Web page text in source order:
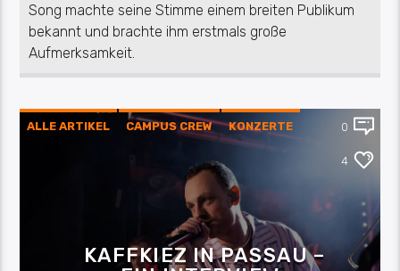
Song machte seine Stimme einem breiten Publikum
bekannt und brachte ihm erstmals große
Aufmerksamkeit.
ALLE ARTIKEL CAMPUS CREW KONZERTE 0
4
KAFFKIEZ IN PASSAU –